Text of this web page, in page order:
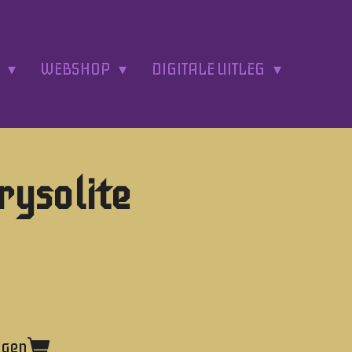
WEBSHOP DIGITALE UITLEG